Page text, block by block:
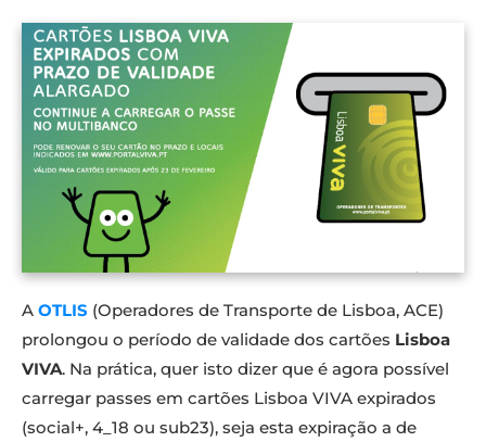
A OTLIS (Operadores de Transporte de Lisboa, ACE)
prolongou o período de validade dos cartões Lisboa
VIVA. Na prática, quer isto dizer que é agora possível
carregar passes em cartões Lisboa VIVA expirados
(social+, 4_18 ou sub23), seja esta expiração a de